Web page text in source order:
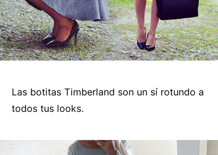
Las botitas Timberland son un sí rotundo a
todos tus looks.